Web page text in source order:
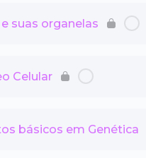
suas organelas
Celular
básicos em Genética